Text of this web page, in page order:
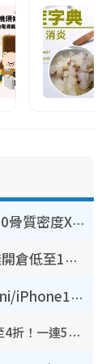
港大推賽馬會強化骨骼計劃！$100骨質密度X光檢查 完成免費運動訓練送超市禮券！附參加資格
開倉優惠 | 尖沙咀海港城名牌波鞋開倉低至1折！On鞋$899起／Joy&Peace鞋履$98起
豐澤優惠勁減低至44折！Mac mini/iPhone17Pro大減價！廚房家電$220起
開倉優惠｜尖沙咀名牌行李箱開倉低至4折！一連5日 American Tourister/ace./Hallmark $200起！